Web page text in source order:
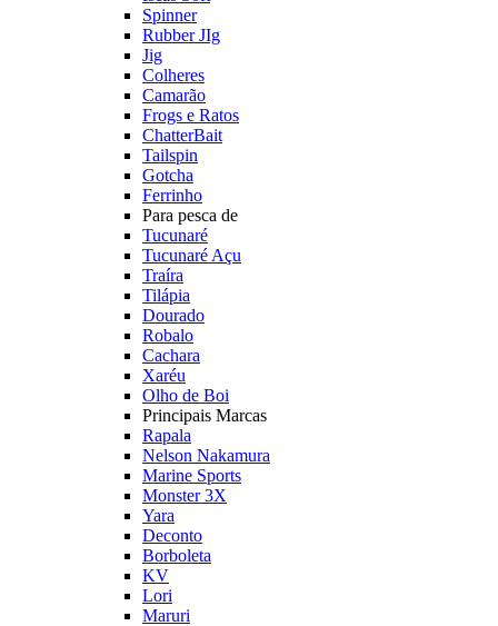
Spinner
Rubber JIg
Jig
Colheres
Camarão
Frogs e Ratos
ChatterBait
Tailspin
Gotcha
Ferrinho
Para pesca de
Tucunaré
Tucunaré Açu
Traíra
Tilápia
Dourado
Robalo
Cachara
Xaréu
Olho de Boi
Principais Marcas
Rapala
Nelson Nakamura
Marine Sports
Monster 3X
Yara
Deconto
Borboleta
KV
Lori
Maruri